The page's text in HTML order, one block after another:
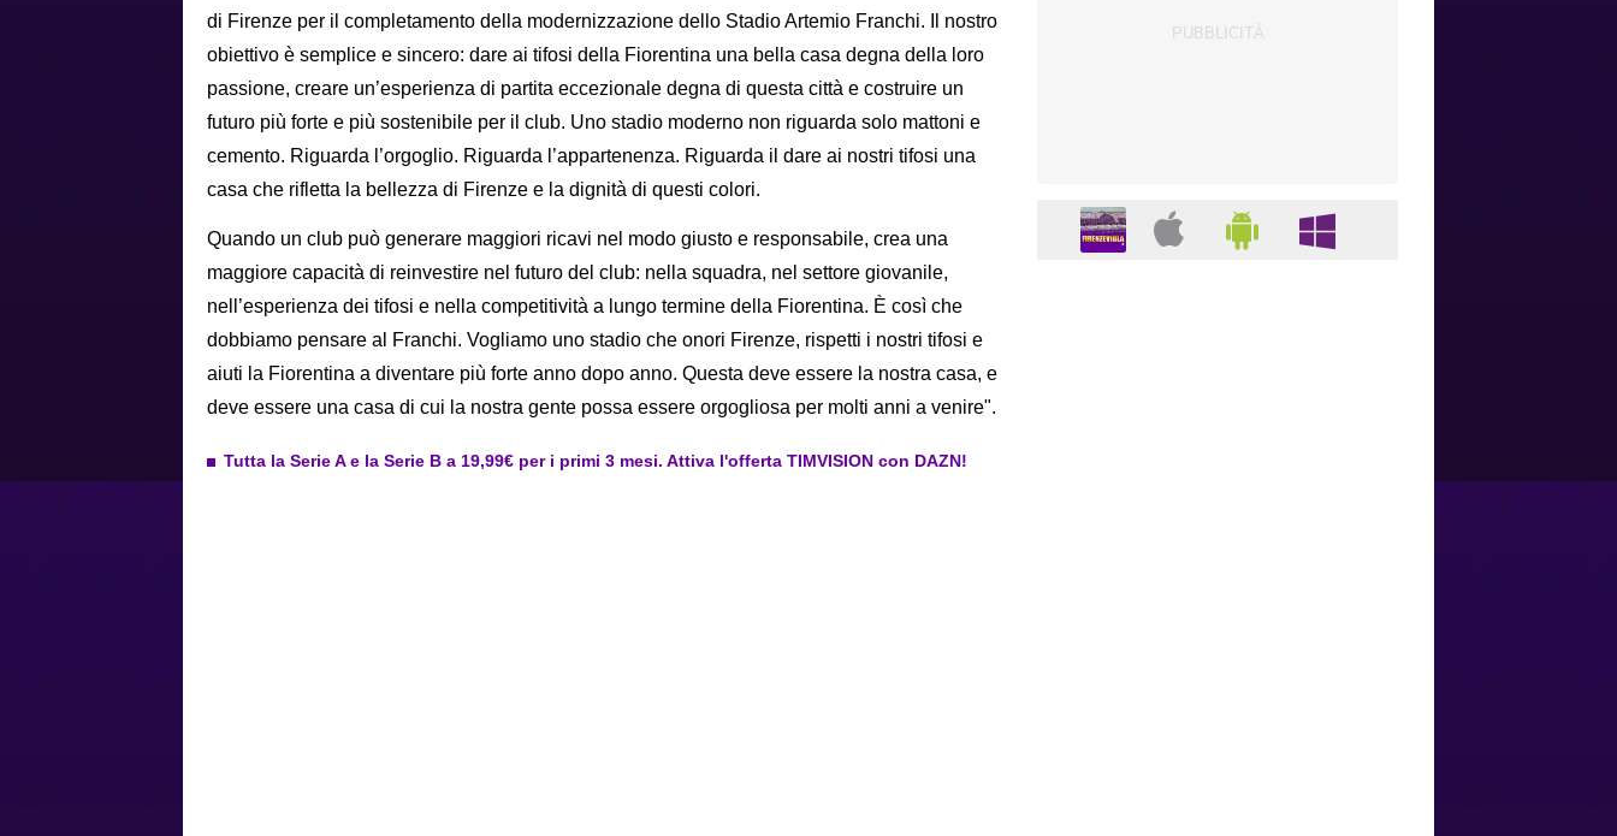
di Firenze per il completamento della modernizzazione dello Stadio Artemio Franchi. Il nostro
obiettivo è semplice e sincero: dare ai tifosi della Fiorentina una bella casa degna della loro
passione, creare un’esperienza di partita eccezionale degna di questa città e costruire un
futuro più forte e più sostenibile per il club. Uno stadio moderno non riguarda solo mattoni e
cemento. Riguarda l’orgoglio. Riguarda l’appartenenza. Riguarda il dare ai nostri tifosi una
casa che rifletta la bellezza di Firenze e la dignità di questi colori.
Quando un club può generare maggiori ricavi nel modo giusto e responsabile, crea una
maggiore capacità di reinvestire nel futuro del club: nella squadra, nel settore giovanile,
nell’esperienza dei tifosi e nella competitività a lungo termine della Fiorentina. È così che
dobbiamo pensare al Franchi. Vogliamo uno stadio che onori Firenze, rispetti i nostri tifosi e
aiuti la Fiorentina a diventare più forte anno dopo anno. Questa deve essere la nostra casa, e
deve essere una casa di cui la nostra gente possa essere orgogliosa per molti anni a venire".
Tutta la Serie A e la Serie B a 19,99€ per i primi 3 mesi. Attiva l'offerta TIMVISION con DAZN!